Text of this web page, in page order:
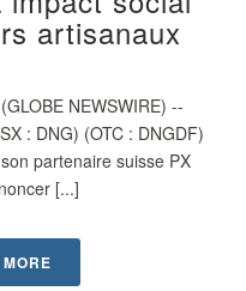
artisanaux
NEWSWIRE) --
: DNG) (OTC : DNGDF)
partenaire suisse PX
[...]